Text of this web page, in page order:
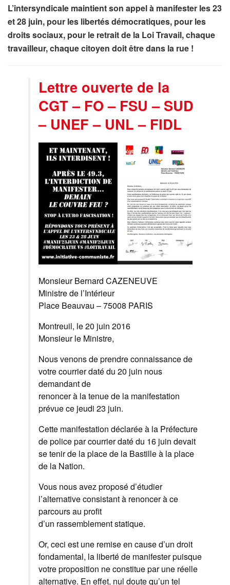
L’intersyndicale maintient son appel à manifester les 23
et 28 juin, pour les libertés démocratiques, pour les
droits sociaux, pour le retrait de la Loi Travail, chaque
travailleur, chaque citoyen doit être dans la rue !
Lettre ouverte de la
CGT – FO – FSU – SUD
– UNEF – UNL – FIDL
Monsieur Bernard CAZENEUVE
Ministre de l’Intérieur
Place Beauvau – 75008 PARIS
Montreuil, le 20 juin 2016
Monsieur le Ministre,
Nous venons de prendre connaissance de
votre courrier daté du 20 juin nous
demandant de
renoncer à la tenue de la manifestation
prévue ce jeudi 23 juin.
Cette manifestation déclarée à la Préfecture
de police par courrier daté du 16 juin devait
se tenir de la place de la Bastille à la place
de la Nation.
Vous nous avez proposé d’étudier
l’alternative consistant à renoncer à ce
parcours au profit
d’un rassemblement statique.
Or, ceci est une remise en cause d’un droit
fondamental, la liberté de manifester puisque
votre proposition ne constitue par une réelle
alternative. En effet, nul doute qu’un tel